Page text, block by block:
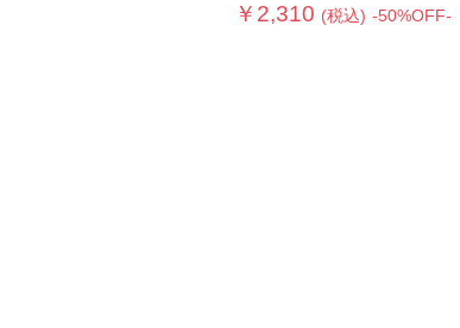
￥2,310 (税込) -50%OFF-